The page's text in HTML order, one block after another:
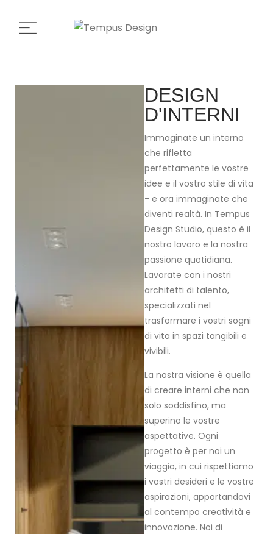
DESIGN
D'INTERNI
Immaginate un interno
che rifletta
perfettamente le vostre
idee e il vostro stile di vita
- e ora immaginate che
diventi realtà. In Tempus
Design Studio, questo è il
nostro lavoro e la nostra
passione quotidiana.
Lavorate con i nostri
architetti di talento,
specializzati nel
trasformare i vostri sogni
di vita in spazi tangibili e
vivibili.
La nostra visione è quella
di creare interni che non
solo soddisfino, ma
superino le vostre
aspettative. Ogni
progetto è per noi un
viaggio, in cui rispettiamo
i vostri desideri e le vostre
aspirazioni, apportandovi
al contempo creatività e
innovazione. Noi di